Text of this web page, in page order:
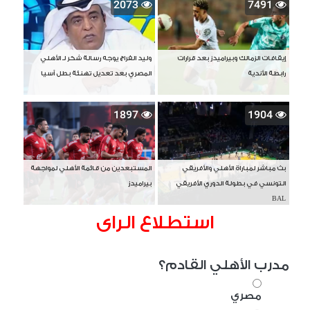
7491
إيقافات الزمالك وبيراميدز بعد قرارات
رابطة الأندية
2073
وليد الفراج يوجه رسالة شكر لـ الأهلي
المصري بعد تعديل تهنئة بطل آسيا
1904
بث مباشر لمباراة الأهلي والأفريقي
التونسي في بطولة الدوري الأفريقي
BAL
1897
المستبعدين من قائمة الأهلي لمواجهة
بيراميدز
استطلاع الراى
مدرب الأهلي القادم؟
مصري